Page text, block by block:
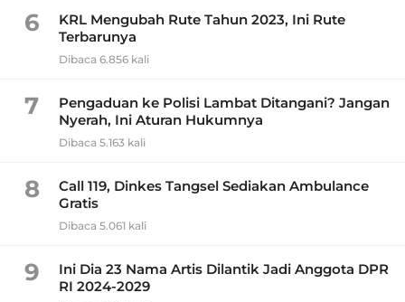
6
KRL Mengubah Rute Tahun 2023, Ini Rute
Terbarunya
Dibaca 6.856 kali
7
Pengaduan ke Polisi Lambat Ditangani? Jangan
Nyerah, Ini Aturan Hukumnya
Dibaca 5.163 kali
8
Call 119, Dinkes Tangsel Sediakan Ambulance
Gratis
Dibaca 5.061 kali
9
Ini Dia 23 Nama Artis Dilantik Jadi Anggota DPR
RI 2024-2029